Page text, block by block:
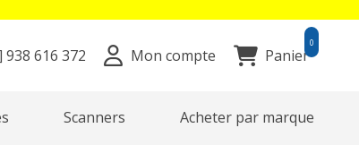
938 616 372 Mon compte Panier
0
Scanners Acheter par marque